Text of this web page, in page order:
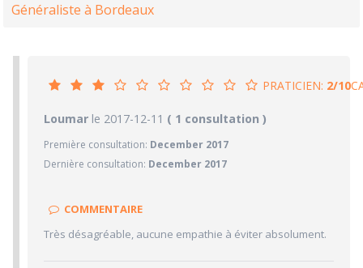
Généraliste à Bordeaux
PRATICIEN: 2/10
PRATICIEN2/10
1/10 Confiance accordée
0/10 Sympathie
Ponctualité/Temps en salle d'attente/Retard
Loumar le 2017-12-11 ( 1 consultation )
Première consultation: December 2017
Dernière consultation: December 2017
COMMENTAIRE
Très désagréable, aucune empathie à éviter absolument.